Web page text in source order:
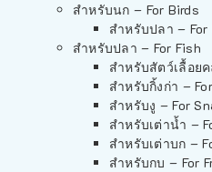
สำหรับนก – For Birds
สำหรับปลา – For
สำหรับปลา – For Fish
สำหรับสัตว์เลื้อย
สำหรับกิ้งก่า –
สำหรับงู – For
สำหรับเต่าน้ำ –
สำหรับเต่าบก –
สำหรับกบ – For